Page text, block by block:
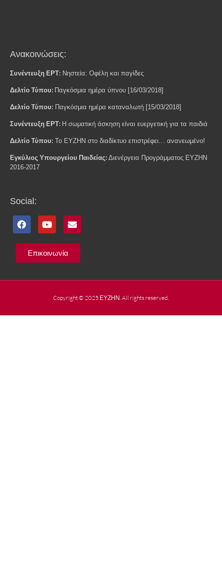
Ανακοινώσεις:
Συνέντευξη ΕΡΤ: Νηστεία: Οφέλη και παγίδες
Δελτίο Τύπου: Παγκόσμια ημέρα ύπνου [16/03/2018]
Δελτίο Τύπου: Παγκόσμια ημέρα καταναλωτή [15/03/2018]
Συνέντευξη ΕΡΤ: H σωματική άσκηση είναι ευεργετική για τα παιδιά
Δελτίο Τύπου: Το ΕΥΖΗΝ στο διαδίκτυο επιστρέφει… ανανεωμένο!
Εγκύλιος Υπουργείου Παιδείας: Διενέργεια Προγράμματος ΕΥΖΗΝ
2016-2017
Social:
Επικοινωνία
Copyright © 2025 ΕΥΖΗΝ. All rights reserved.